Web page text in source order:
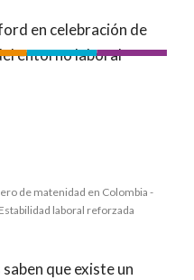
de matenidad en Colombia -
laboral reforzada
que existe un